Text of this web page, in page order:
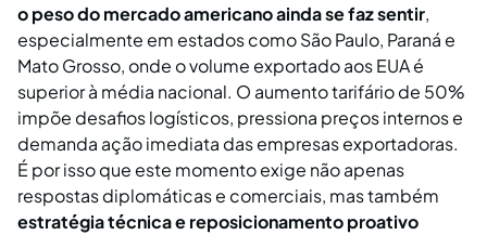
o peso do mercado americano ainda se faz sentir,
especialmente em estados como São Paulo, Paraná e
Mato Grosso, onde o volume exportado aos EUA é
superior à média nacional. O aumento tarifário de 50%
impõe desafios logísticos, pressiona preços internos e
demanda ação imediata das empresas exportadoras.
É por isso que este momento exige não apenas
respostas diplomáticas e comerciais, mas também
estratégia técnica e reposicionamento proativo